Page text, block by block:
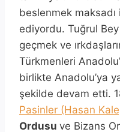
beslenmek
ediyordu. Tuğrul
geçmek ve
Türkmenleri
birlikte Anadolu’ya
şekilde devam etti.
Pasinler (Hasan
Ordusu ve Bizans